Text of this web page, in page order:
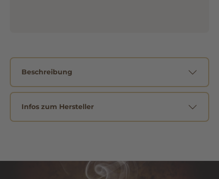
Beschreibung
Infos zum Hersteller